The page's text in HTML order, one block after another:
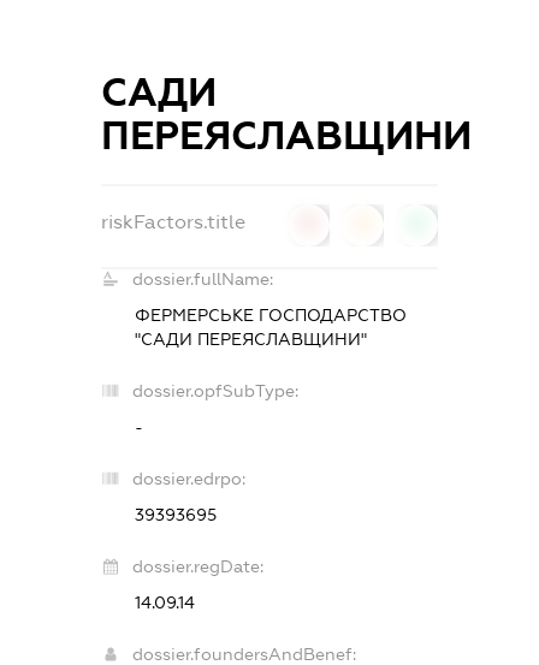
САДИ
ПЕРЕЯСЛАВЩИНИ
riskFactors.title
dossier.fullName:
ФЕРМЕРСЬКЕ ГОСПОДАРСТВО
"САДИ ПЕРЕЯСЛАВЩИНИ"
dossier.opfSubType:
-
dossier.edrpo:
39393695
dossier.regDate:
14.09.14
dossier.foundersAndBenef: